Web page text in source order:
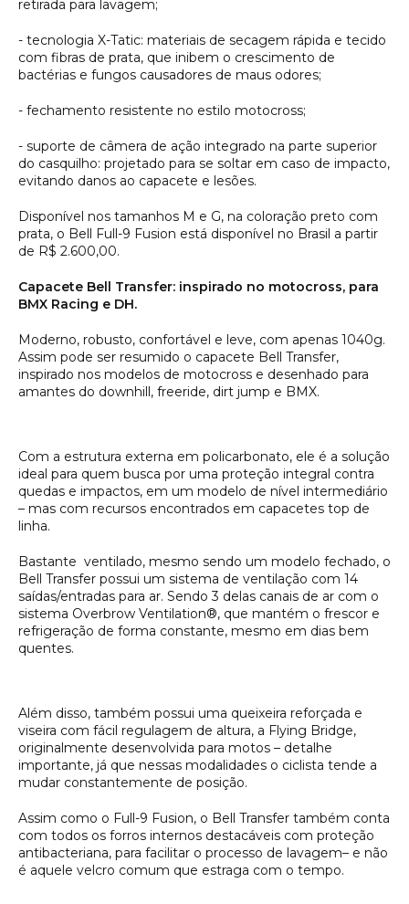
retirada para lavagem;
- tecnologia X-Tatic: materiais de secagem rápida e tecido
com fibras de prata, que inibem o crescimento de
bactérias e fungos causadores de maus odores;
- fechamento resistente no estilo motocross;
- suporte de câmera de ação integrado na parte superior
do casquilho: projetado para se soltar em caso de impacto,
evitando danos ao capacete e lesões.
Disponível nos tamanhos M e G, na coloração preto com
prata, o Bell Full-9 Fusion está disponível no Brasil a partir
de R$ 2.600,00.
Capacete Bell Transfer: inspirado no motocross, para
BMX Racing e DH.
Moderno, robusto, confortável e leve, com apenas 1040g.
Assim pode ser resumido o capacete Bell Transfer,
inspirado nos modelos de motocross e desenhado para
amantes do downhill, freeride, dirt jump e BMX.
Com a estrutura externa em policarbonato, ele é a solução
ideal para quem busca por uma proteção integral contra
quedas e impactos, em um modelo de nível intermediário
– mas com recursos encontrados em capacetes top de
linha.
Bastante ventilado, mesmo sendo um modelo fechado, o
Bell Transfer possui um sistema de ventilação com 14
saídas/entradas para ar. Sendo 3 delas canais de ar com o
sistema Overbrow Ventilation®, que mantém o frescor e
refrigeração de forma constante, mesmo em dias bem
quentes.
Além disso, também possui uma queixeira reforçada e
viseira com fácil regulagem de altura, a Flying Bridge,
originalmente desenvolvida para motos – detalhe
importante, já que nessas modalidades o ciclista tende a
mudar constantemente de posição.
Assim como o Full-9 Fusion, o Bell Transfer também conta
com todos os forros internos destacáveis com proteção
antibacteriana, para facilitar o processo de lavagem– e não
é aquele velcro comum que estraga com o tempo.